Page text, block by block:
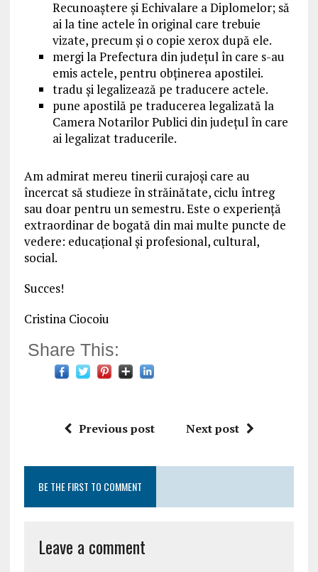
Recunoaștere și Echivalare a Diplomelor; să
ai la tine actele în original care trebuie
vizate, precum și o copie xerox după ele.
mergi la Prefectura din județul în care s-au
emis actele, pentru obținerea apostilei.
tradu și legalizează pe traducere actele.
pune apostilă pe traducerea legalizată la
Camera Notarilor Publici din județul în care
ai legalizat traducerile.
Am admirat mereu tinerii curajoși care au
încercat să studieze în străinătate, ciclu întreg
sau doar pentru un semestru. Este o experiență
extraordinar de bogată din mai multe puncte de
vedere: educațional și profesional, cultural,
social.
Succes!
Cristina Ciocoiu
Share This:
Previous post Next post
BE THE FIRST TO COMMENT
Leave a comment